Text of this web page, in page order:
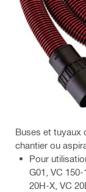
Buses et tuyaux
chantier ou
Pour
G01, VC
20H-X, VC